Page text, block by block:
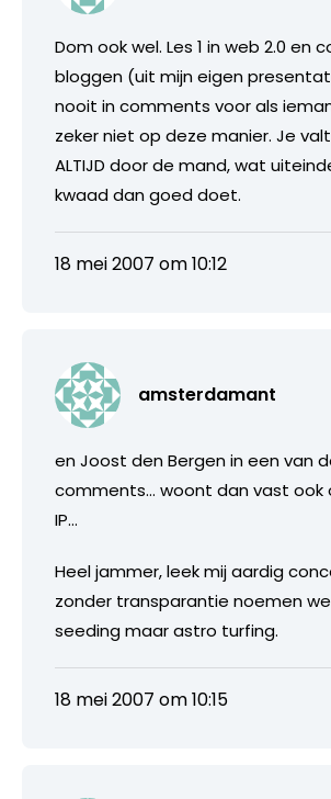
Dom ook wel. Les 1 in web 2.0 en
bloggen (uit mijn eigen
nooit in comments voor als
zeker niet op deze manier. Je
ALTIJD door de mand, wat
kwaad dan goed doet.
18 mei 2007 om 10:12
amsterdamant
en Joost den Bergen in een van
comments… woont dan vast ook
IP…
Heel jammer, leek mij aardig
zonder transparantie noemen
seeding maar astro turfing.
18 mei 2007 om 10:15